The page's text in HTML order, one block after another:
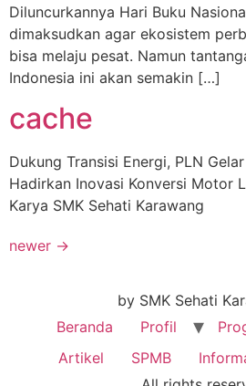
Diluncurkannya Hari Buku
dimaksudkan agar ekosistem
bisa melaju pesat. Namun
Indonesia ini akan semakin […]
cache
Dukung Transisi Energi, PLN
Hadirkan Inovasi Konversi Motor
Karya SMK Sehati Karawang
newer →
by SMK Sehati
Beranda
Profil
Artikel
SPMB